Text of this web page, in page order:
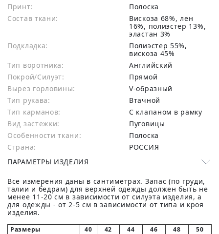
Принт:
Полоска
Состав ткани:
вискоза 68%, лен
16%, полиэстер 13%,
эластан 3%
Подкладка:
Полиэстер 55%,
вискоза 45%
Тип воротника:
Английский
Покрой/Силуэт:
Прямой
Вырез горловины:
V-образный
Тип рукава:
Втачной
Тип карманов:
С клапаном в рамку
Вид застежки:
Пуговицы
Особенности ткани:
Полоска
Страна:
РОССИЯ
ПАРАМЕТРЫ ИЗДЕЛИЯ
Все измерения даны в сантиметрах. Запас (по груди,
талии и бедрам) для верхней одежды должен быть не
менее 11-20 см в зависимости от силуэта изделия, а
для одежды - от 2-5 см в зависимости от типа и кроя
изделия.
Размеры 40 42 44 46 48
50